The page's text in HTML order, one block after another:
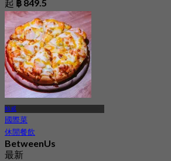
起 ฿ 849.5
帕威
國際菜
休閒餐飲
BetweenUs
最新